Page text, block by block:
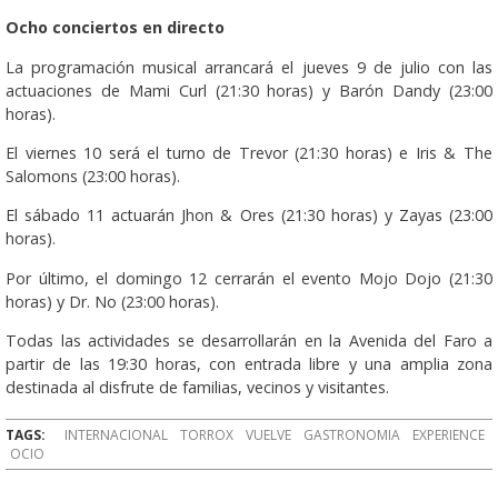
Ocho conciertos en directo
La programación musical arrancará el jueves 9 de julio con las
actuaciones de Mami Curl (21:30 horas) y Barón Dandy (23:00
horas).
El viernes 10 será el turno de Trevor (21:30 horas) e Iris & The
Salomons (23:00 horas).
El sábado 11 actuarán Jhon & Ores (21:30 horas) y Zayas (23:00
horas).
Por último, el domingo 12 cerrarán el evento Mojo Dojo (21:30
horas) y Dr. No (23:00 horas).
Todas las actividades se desarrollarán en la Avenida del Faro a
partir de las 19:30 horas, con entrada libre y una amplia zona
destinada al disfrute de familias, vecinos y visitantes.
TAGS: INTERNACIONAL TORROX VUELVE GASTRONOMIA
EXPERIENCE
OCIO